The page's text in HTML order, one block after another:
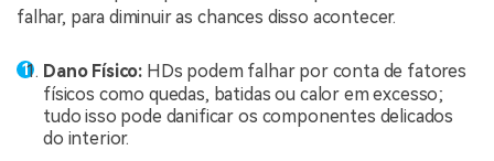
falhar, para diminuir as chances disso acontecer.
Dano Físico: HDs podem falhar por conta de fatores
físicos como quedas, batidas ou calor em excesso;
tudo isso pode danificar os componentes delicados
do interior.